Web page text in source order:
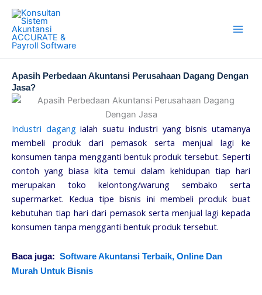
Skip
content
Apasih Perbedaan Akuntansi Perusahaan Dagang Dengan
Jasa?
Industri dagangialah suatu industri yang bisnis utamanya
membeli produk dari pemasok serta menjual lagi ke
konsumen tanpa mengganti bentuk produk tersebut. Seperti
contoh yang biasa kita temui dalam kehidupan tiap hari
merupakan toko kelontong/warung sembako serta
supermarket. Kedua tipe bisnis ini membeli produk buat
kebutuhan tiap hari dari pemasok serta menjual lagi kepada
konsumen tanpa mengganti bentuk produk tersebut.
Baca juga: Software Akuntansi Terbaik, Online Dan
Murah Untuk Bisnis